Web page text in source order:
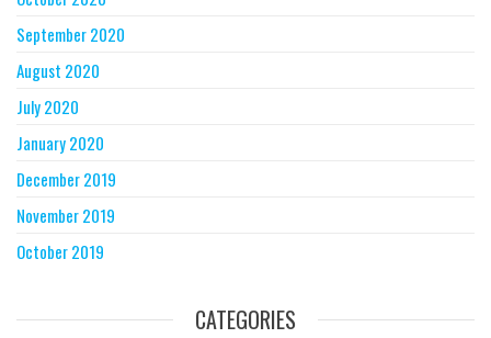
September 2020
August 2020
July 2020
January 2020
December 2019
November 2019
October 2019
CATEGORIES